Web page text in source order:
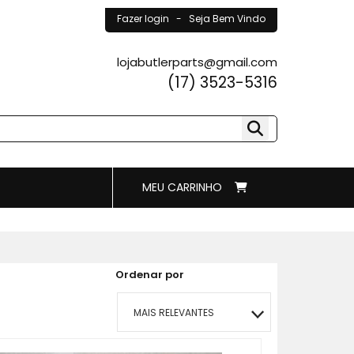
Fazer login - Seja Bem Vindo
lojabutlerparts@gmail.com
(17) 3523-5316
MEU CARRINHO
Ordenar por
MAIS RELEVANTES